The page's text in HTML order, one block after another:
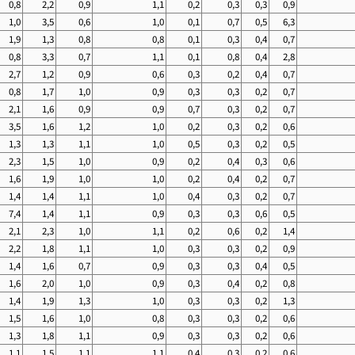
0,8 2,2 0,9 1,1 0,2 0,3 0,3
0,9
1,0 3,5 0,6 1,0 0,1 0,7 0,5
6,3
1,9 1,3 0,8 0,8 0,1 0,3 0,4
0,7
0,8 3,3 0,7 1,1 0,1 0,8 0,4
2,8
2,7 1,2 0,9 0,6 0,3 0,2 0,4
0,7
0,8 1,7 1,0 0,9 0,3 0,3 0,2
0,7
2,1 1,6 0,9 0,9 0,7 0,3 0,2
0,7
3,5 1,6 1,2 1,0 0,2 0,3 0,2
0,6
1,3 1,3 1,1 1,0 0,5 0,3 0,2
0,5
2,3 1,5 1,0 0,9 0,2 0,4 0,3
0,6
1,6 1,9 1,0 1,0 0,2 0,4 0,2
0,7
1,4 1,4 1,1 1,0 0,4 0,3 0,2
0,7
7,4 1,4 1,1 0,9 0,3 0,3 0,6
0,5
2,1 2,3 1,0 1,1 0,2 0,6 0,2
1,4
2,2 1,8 1,1 1,0 0,3 0,3 0,2
0,9
1,4 1,6 0,7 0,9 0,3 0,3 0,4
0,5
1,6 2,0 1,0 0,9 0,3 0,4 0,2
0,8
1,4 1,9 1,3 1,0 0,3 0,3 0,2
1,3
1,5 1,6 1,0 0,8 0,3 0,3 0,2
0,6
1,3 1,8 1,1 0,9 0,3 0,3 0,2
0,6